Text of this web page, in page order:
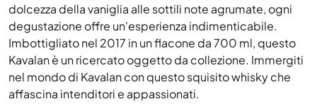
dolcezza della vaniglia alle sottili note agrumate, ogni
degustazione offre un'esperienza indimenticabile.
Imbottigliato nel 2017 in un flacone da 700 ml, questo
Kavalan è un ricercato oggetto da collezione. Immergiti
nel mondo di Kavalan con questo squisito whisky che
affascina intenditori e appassionati.